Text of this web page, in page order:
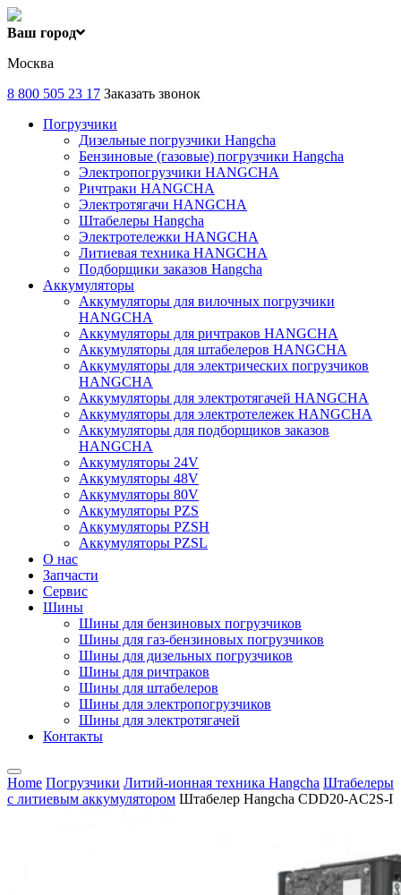
Ваш город
Москва
8 800 505 23 17 Заказать звонок
Погрузчики
Дизельные погрузчики Hangcha
Бензиновые (газовые) погрузчики Hangcha
Электропогрузчики HANGCHA
Ричтраки HANGCHA
Электротягачи HANGCHA
Штабелеры Hangcha
Электротележки HANGCHA
Литиевая техника HANGCHA
Подборщики заказов Hangcha
Аккумуляторы
Аккумуляторы для вилочных погрузчики
HANGCHA
Аккумуляторы для ричтраков HANGCHA
Аккумуляторы для штабелеров HANGCHA
Аккумуляторы для электрических погрузчиков
HANGCHA
Аккумуляторы для электротягачей HANGCHA
Аккумуляторы для электротележек HANGCHA
Аккумуляторы для подборщиков заказов
HANGCHA
Аккумуляторы 24V
Аккумуляторы 48V
Аккумуляторы 80V
Аккумуляторы PZS
Аккумуляторы PZSH
Аккумуляторы PZSL
О нас
Запчасти
Сервис
Шины
Шины для бензиновых погрузчиков
Шины для газ-бензиновых погрузчиков
Шины для дизельных погрузчиков
Шины для ричтраков
Шины для штабелеров
Шины для электропогрузчиков
Шины для электротягачей
Контакты
Home Погрузчики Литий-ионная техника Hangcha Штабелеры
с литиевым аккумулятором Штабелер Hangcha CDD20-AC2S-I